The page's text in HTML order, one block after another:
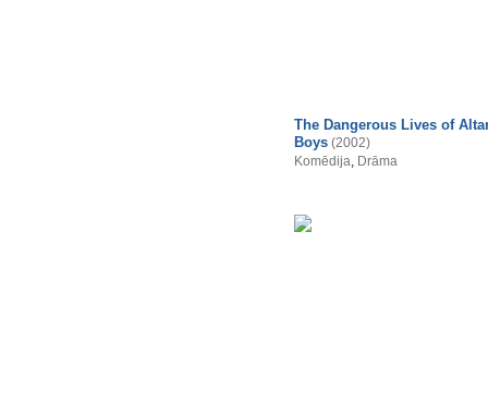
The Dangerous Lives of
Boys (2002)
Komēdija, Drāma